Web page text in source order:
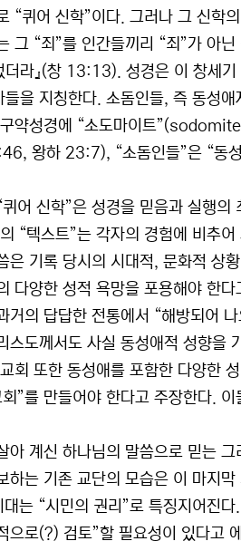
“퀴어 신학”이다. 그러나 그 신학
그 “죄”를 인간들끼리 “죄”가 아
더라』(창 13:13). 성경은 이 창세
들을 지칭한다. 소돔인들, 즉 동성
약성경에 “소도마이트
왕하 23:7), “소돔인들”은 “동성
어 신학”은 성경을 믿음과 실행의
“텍스트”는 각자의 경험에 비추
은 기록 당시의 시대적, 문화적 상
다양한 성적 욕망을 포용해야 한
거의 답답한 전통에서 “해방되어
스도께서도 사실 동성애적 성향을
회 또한 동성애를 포함한 다양한
회”를 만들어야 한다고 주장한다.
아 계신 하나님의 말씀으로 믿는
하는 기존 교단의 모습은 이 마지
대는 “시민의 권리”로 특징지어진
으로(?) 검토”할 필요성이 있다고